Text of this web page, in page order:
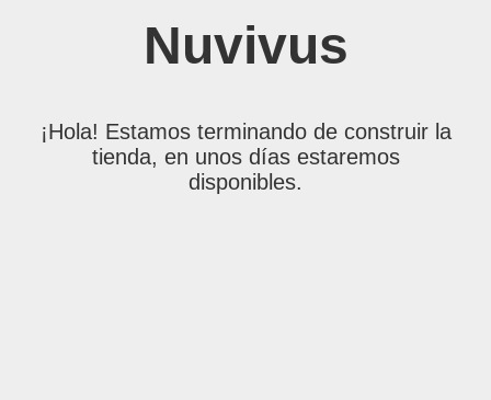
Nuvivus
¡Hola! Estamos terminando de construir la
tienda, en unos días estaremos
disponibles.